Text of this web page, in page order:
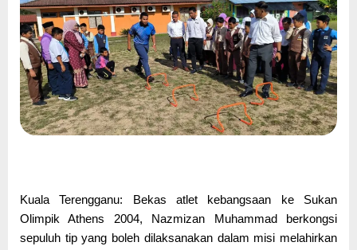
Kuala Terengganu: Bekas atlet kebangsaan ke Sukan
Olimpik Athens 2004, Nazmizan Muhammad berkongsi
sepuluh tip yang boleh dilaksanakan dalam misi melahirkan